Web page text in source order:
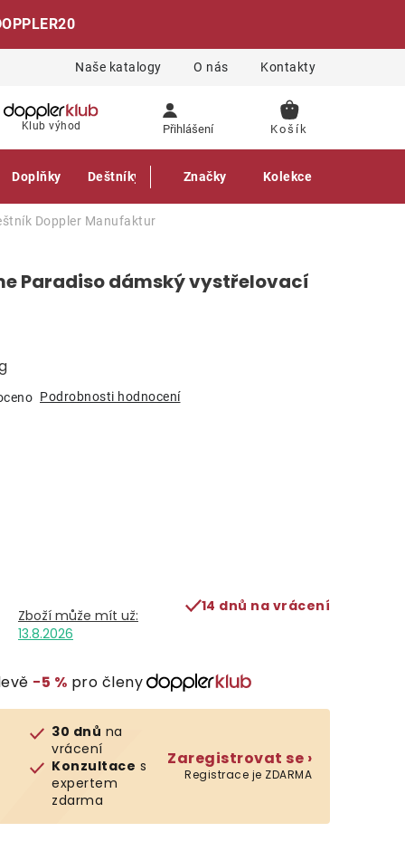
Naše katalogy O nás Kontakty
Klub výhod Přihlášení
NÁKUPNÍ
Doplňky Deštníky Gastro produkty
Značky Kolekce
Doppler Manufaktur
Paradiso dámský vystřelovací
Podrobnosti hodnocení
13.8.2026
14 dnů na vrácení
−5 % pro členy
30 dnů na
vrácení
Konzultace s
expertem
zdarma
Zaregistrovat se ›
Registrace je ZDARMA